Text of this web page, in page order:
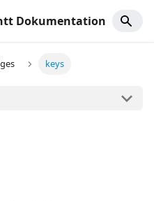
Dokumentation
keys